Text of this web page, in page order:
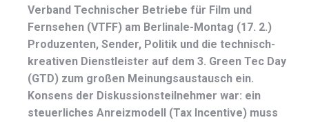
Verband Technischer Betriebe für Film und
Fernsehen (VTFF) am Berlinale-Montag (17. 2.)
Produzenten, Sender, Politik und die technisch-
kreativen Dienstleister auf dem 3. Green Tec Day
(GTD) zum großen Meinungsaustausch ein.
Konsens der Diskussionsteilnehmer war: ein
steuerliches Anreizmodell (Tax Incentive) muss